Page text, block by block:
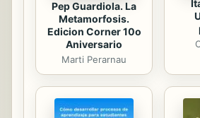
Pep Guardiola. La
Metamorfosis.
Edicion Corner 10o
Aniversario
Marti Perarnau